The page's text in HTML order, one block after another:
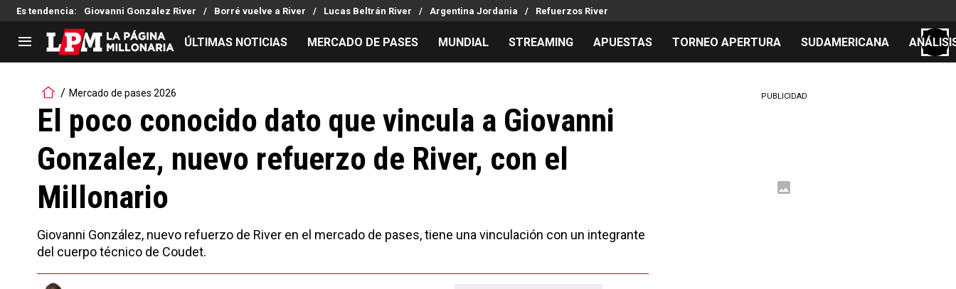
Es tendencia: Giovanni Gonzalez River Borré vuelve a River Lucas Beltrán River Argentina Jordania Refuerzos River
LIGA PROFESIONAL
Noticias
Tabla de posiciones
Fixture
Reserva
Copa Sudamericana
Copa Argentina
Selección Argentina
Mercado de Pases
Análisis tácticos
Juanfer Quintero
Chacho Coudet
Streaming
Entradas
Los goles de River
Noticias
ÚLTIMAS NOTICIAS MERCADO DE PASES MUNDIAL STREAMING APUESTAS TORNEO APERTURA SUDAMERICANA
Mercado de pases 2026
El poco conocido dato que vincula a Giovanni
Gonzalez, nuevo refuerzo de River, con el
Millonario
Giovanni González, nuevo refuerzo de River en el mercado de pases, tiene una vinculación con un integrante
del cuerpo técnico de Coudet.
PUBLICIDAD